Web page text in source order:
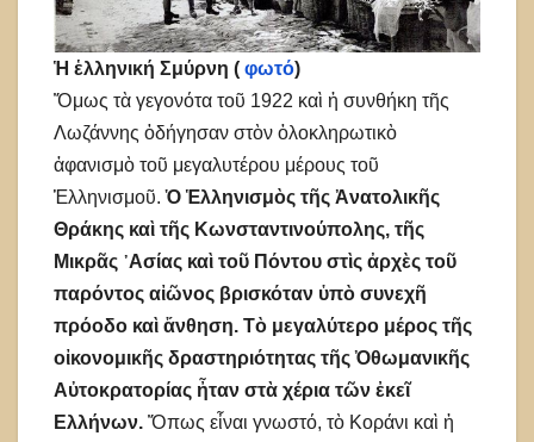
Ἡ ἑλληνική Σμύρνη ( φωτό)
Ὅμως τὰ γεγονότα τοῦ 1922 καὶ ἡ συνθήκη τῆς
Λωζάννης ὁδήγησαν στὸν ὁλοκληρωτικὸ
ἀφανισμὸ τοῦ μεγαλυτέρου μέρους τοῦ
Ἑλληνισμοῦ.Ὁ Ἑλληνισμὸς τῆς Ἀνατολικῆς
Θράκης καὶ τῆς Κωνσταντινούπολης, τῆς
Μικρᾶς ᾿Ασίας καὶ τοῦ Πόντου στὶς ἀρχὲς τοῦ
παρόντος αἰῶνος βρισκόταν ὑπὸ συνεχῆ
πρόοδο καὶ ἄνθηση. Τὸ μεγαλύτερο μέρος τῆς
οἰκονομικῆς δραστηριότητας τῆς Ὀθωμανικῆς
Αὐτοκρατορίας ἦταν στὰ χέρια τῶν ἐκεῖ
Ελλήνων. Ὅπως εἶναι γνωστό, τὸ Κοράνι καὶ ἡ